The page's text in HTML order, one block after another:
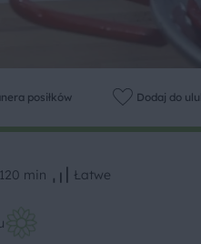
posiłków Dodaj do
120 min Łatwe